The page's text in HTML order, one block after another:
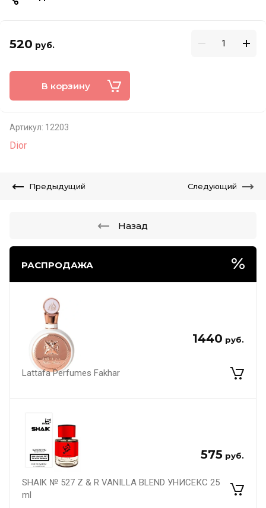
520 руб.
В корзину
Артикул: 12203
Dior
Предыдущий Следующий
Назад
РАСПРОДАЖА
1440 руб.
Lattafa Perfumes Fakhar
575 руб.
SHAIK № 527 Z & R VANILLA BLEND УНИСЕКС 25
ml